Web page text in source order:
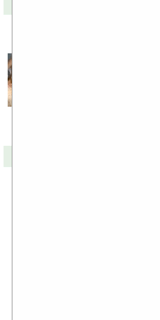
Часы-
рассвет,
Не будимы
представили
функцией
этот изящный
типичным
Philips
часов в
месяца в
Компания
серии
представляет
работы в
факторе
внешним